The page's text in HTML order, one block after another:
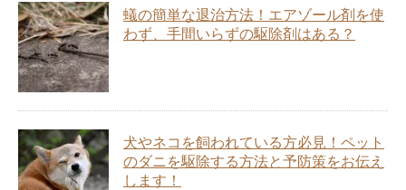
蟻の簡単な退治方法！エアゾール剤を使
わず、手間いらずの駆除剤はある？
犬やネコを飼われている方必見！ペット
のダニを駆除する方法と予防策をお伝え
します！